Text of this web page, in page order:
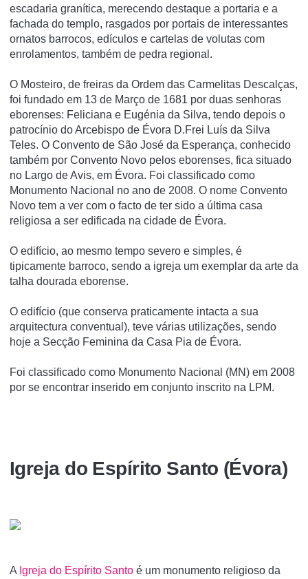
escadaria granítica, merecendo destaque a portaria e a
fachada do templo, rasgados por portais de interessantes
ornatos barrocos, edículos e cartelas de volutas com
enrolamentos, também de pedra regional.
O Mosteiro, de freiras da Ordem das Carmelitas Descalças,
foi fundado em 13 de Março de 1681 por duas senhoras
eborenses: Feliciana e Eugénia da Silva, tendo depois o
patrocí­nio do Arcebispo de Évora D.Frei Luí­s da Silva
Teles. O Convento de São José da Esperança, conhecido
também por Convento Novo pelos eborenses, fica situado
no Largo de Avis, em Évora. Foi classificado como
Monumento Nacional no ano de 2008. O nome Convento
Novo tem a ver com o facto de ter sido a última casa
religiosa a ser edificada na cidade de Évora.
O edifí­cio, ao mesmo tempo severo e simples, é
tipicamente barroco, sendo a igreja um exemplar da arte da
talha dourada eborense.
O edifí­cio (que conserva praticamente intacta a sua
arquitectura conventual), teve várias utilizações, sendo
hoje a Secção Feminina da Casa Pia de Évora.
Foi classificado como Monumento Nacional (MN) em 2008
por se encontrar inserido em conjunto inscrito na LPM.
Igreja do Espí­rito Santo (Évora)
A Igreja do Espí­rito Santo é um monumento religioso da